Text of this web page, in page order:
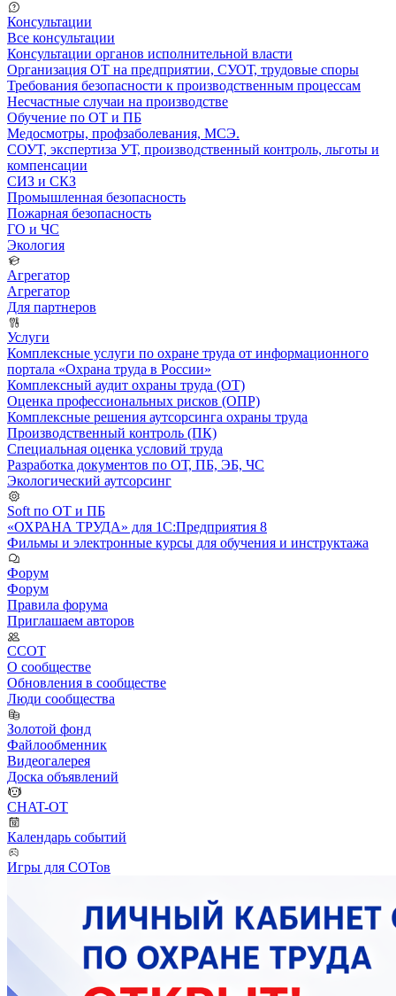
Консультации
Все консультации
Консультации органов исполнительной власти
Организация ОТ на предприятии, СУОТ, трудовые споры
Требования безопасности к производственным процессам
Несчастные случаи на производстве
Обучение по ОТ и ПБ
Медосмотры, профзаболевания, МСЭ.
СОУТ, экспертиза УТ, производственный контроль, льготы и
компенсации
СИЗ и СКЗ
Промышленная безопасность
Пожарная безопасность
ГО и ЧС
Экология
Агрегатор
Агрегатор
Для партнеров
Услуги
Комплексные услуги по охране труда от информационного
портала «Охрана труда в России»
Комплексный аудит охраны труда (ОТ)
Оценка профессиональных рисков (ОПР)
Комплексные решения аутсорсинга охраны труда
Производственный контроль (ПК)
Специальная оценка условий труда
Разработка документов по ОТ, ПБ, ЭБ, ЧС
Экологический аутсорсинг
Soft по ОТ и ПБ
«ОХРАНА ТРУДА» для 1С:Предприятия 8
Фильмы и электронные курсы для обучения и инструктажа
Форум
Форум
Правила форума
Приглашаем авторов
ССОТ
О сообществе
Обновления в сообществе
Люди сообщества
Золотой фонд
Файлообменник
Видеогалерея
Доска объявлений
CHAT-OT
Календарь событий
Игры для СОТов